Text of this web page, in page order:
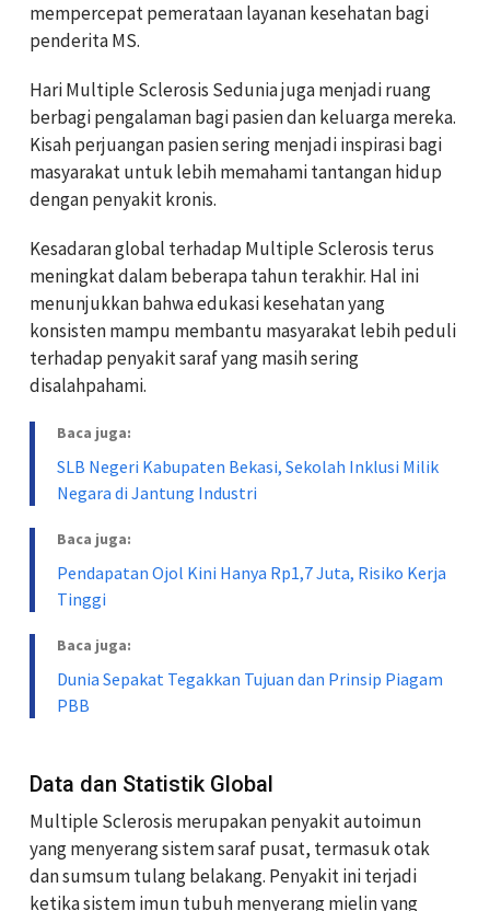
mempercepat pemerataan layanan kesehatan bagi
penderita MS.
Hari Multiple Sclerosis Sedunia juga menjadi ruang
berbagi pengalaman bagi pasien dan keluarga mereka.
Kisah perjuangan pasien sering menjadi inspirasi bagi
masyarakat untuk lebih memahami tantangan hidup
dengan penyakit kronis.
Kesadaran global terhadap Multiple Sclerosis terus
meningkat dalam beberapa tahun terakhir. Hal ini
menunjukkan bahwa edukasi kesehatan yang
konsisten mampu membantu masyarakat lebih peduli
terhadap penyakit saraf yang masih sering
disalahpahami.
Baca juga:
SLB Negeri Kabupaten Bekasi, Sekolah Inklusi Milik
Negara di Jantung Industri
Baca juga:
Pendapatan Ojol Kini Hanya Rp1,7 Juta, Risiko Kerja
Tinggi
Baca juga:
Dunia Sepakat Tegakkan Tujuan dan Prinsip Piagam
PBB
Data dan Statistik Global
Multiple Sclerosis merupakan penyakit autoimun
yang menyerang sistem saraf pusat, termasuk otak
dan sumsum tulang belakang. Penyakit ini terjadi
ketika sistem imun tubuh menyerang mielin yang